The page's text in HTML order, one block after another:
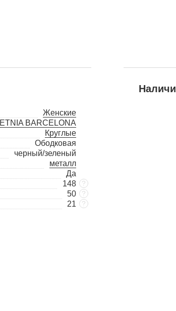
Женские
ETNIA BARCELONA
Круглые
Ободковая
черный/зеленый
металл
Да
148 ?
50 ?
21 ?